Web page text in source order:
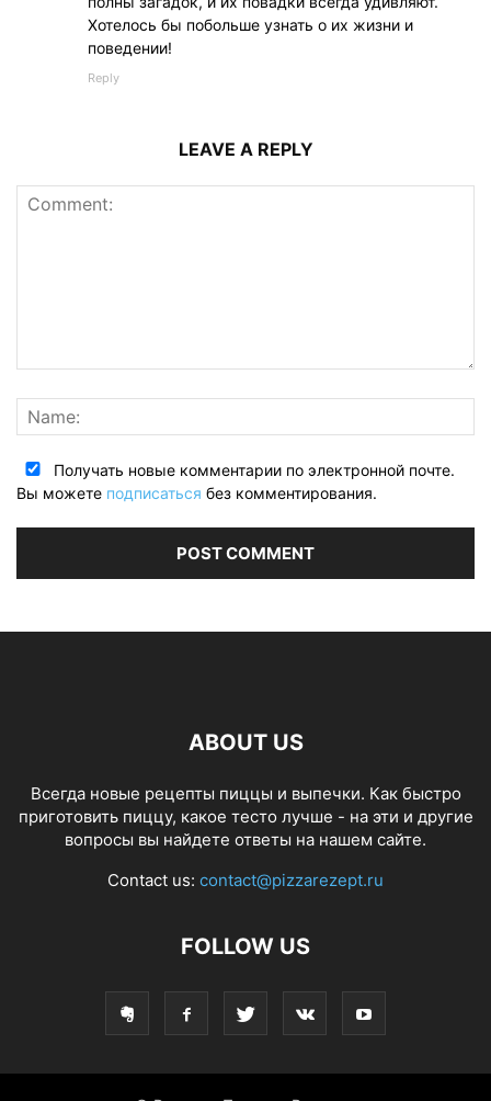
Хотелось бы побольше узнать о их жизни и
поведении!
Reply
LEAVE A REPLY
Получать новые комментарии по электронной почте.
Вы можете подписаться без комментирования.
ABOUT US
Всегда новые рецепты пиццы и выпечки. Как быстро
приготовить пиццу, какое тесто лучше - на эти и другие
вопросы вы найдете ответы на нашем сайте.
Contact us: contact@pizzarezept.ru
FOLLOW US